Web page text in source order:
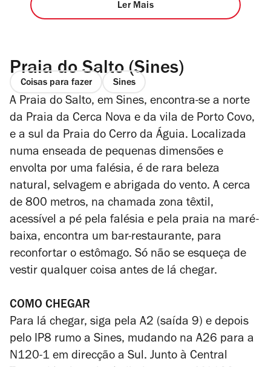
Ler Mais
Praia do Salto (Sines)
Coisas para fazer Sines
A Praia do Salto, em Sines, encontra-se a norte
da Praia da Cerca Nova e da vila de Porto Covo,
e a sul da Praia do Cerro da Águia. Localizada
numa enseada de pequenas dimensões e
envolta por uma falésia, é de rara beleza
natural, selvagem e abrigada do vento. A cerca
de 800 metros, na chamada zona têxtil,
acessível a pé pela falésia e pela praia na maré-
baixa, encontra um bar-restaurante, para
reconfortar o estômago. Só não se esqueça de
vestir qualquer coisa antes de lá chegar.
COMO CHEGAR
Para lá chegar, siga pela A2 (saída 9) e depois
pelo IP8 rumo a Sines, mudando na A26 para a
N120-1 em direcção a Sul. Junto à Central